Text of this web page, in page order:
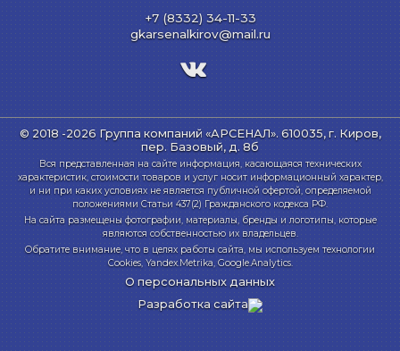
+7 (8332) 34-11-33
gkarsenalkirov@mail.ru
© 2018 -2026 Группа компаний «АРСЕНАЛ». 610035, г. Киров,
пер. Базовый, д. 8б
Вся представленная на сайте информация, касающаяся технических
характеристик, стоимости товаров и услуг носит информационный характер,
и ни при каких условиях не является публичной офертой, определяемой
положениями Статьи 437(2) Гражданского кодекса РФ.
На сайта размещены фотографии, материалы, бренды и логотипы, которые
являются собственностью их владельцев.
Обратите внимание, что в целях работы сайта, мы используем технологии
Cookies, Yandex.Metrika, Google.Analytics.
О персональных данных
Разработка сайта